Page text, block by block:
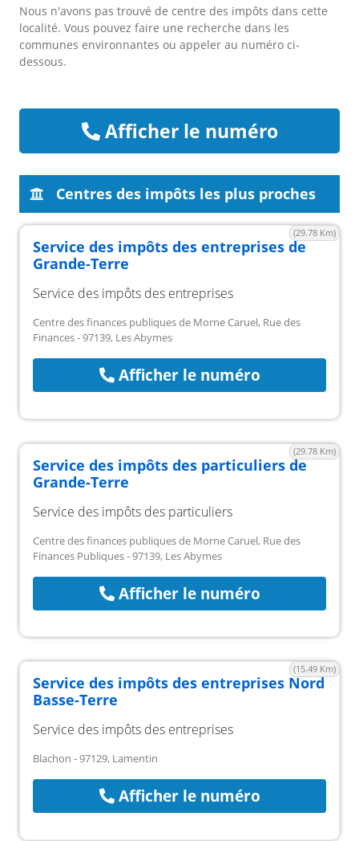
Nous n'avons pas trouvé de centre des impôts dans cette
localité. Vous pouvez faire une recherche dans les
communes environnantes ou appeler au numéro ci-
dessous.
Afficher le numéro
Centres des impôts les plus proches
(29.78 Km)
Service des impôts des entreprises de
Grande-Terre
Service des impôts des entreprises
Centre des finances publiques de Morne Caruel, Rue des
Finances - 97139, Les Abymes
Afficher le numéro
(29.78 Km)
Service des impôts des particuliers de
Grande-Terre
Service des impôts des particuliers
Centre des finances publiques de Morne Caruel, Rue des
Finances Publiques - 97139, Les Abymes
Afficher le numéro
(15.49 Km)
Service des impôts des entreprises Nord
Basse-Terre
Service des impôts des entreprises
Blachon - 97129, Lamentin
Afficher le numéro